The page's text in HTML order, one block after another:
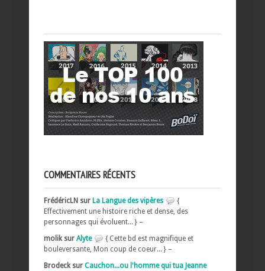
COMMENTAIRES RÉCENTS
FrédéricLN sur La Langue des vipères
{
Effectivement une histoire riche et dense, des
personnages qui évoluent... } –
molik sur Alyte
{ Cette bd est magnifique et
bouleversante, Mon coup de coeur... } –
Brodeck sur Cauchon...ou l'homme qui tua Jeanne